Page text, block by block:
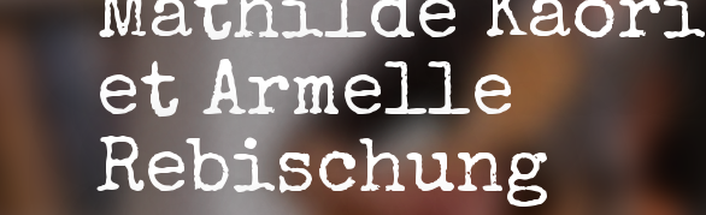
Mathilde Kaori
et Armelle
Rebischung